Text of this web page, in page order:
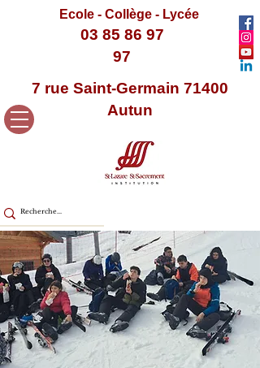
Ecole - Collège - Lycée
03 85 86 97
97
7 rue Saint-Germain 71400
Autun